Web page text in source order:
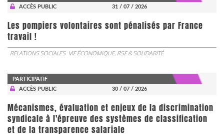
ACCÈS PUBLIC
31 / 07 / 2026
Les pompiers volontaires sont pénalisés par France
travail !
RELATIONS SOCIALES VIE ÉCONOMIQUE, RSE & SOLIDARITÉ
PARTICIPATIF
ACCÈS PUBLIC
30 / 07 / 2026
Mécanismes, évaluation et enjeux de la discrimination
syndicale à l'épreuve des systèmes de classification
et de la transparence salariale